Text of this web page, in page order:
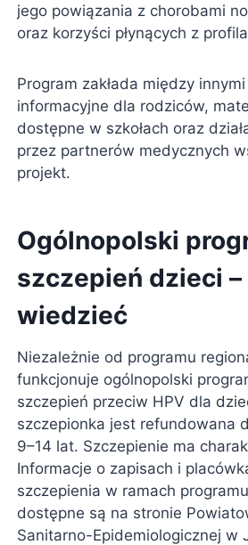
jego powiązania z chorobami
oraz korzyści płynących z
Program zakłada między
informacyjne dla rodziców,
dostępne w szkołach oraz
przez partnerów medycznych
projekt.
Ogólnopolski
szczepień dzieci
wiedzieć
Niezależnie od programu
funkcjonuje ogólnopolski
szczepień przeciw HPV dla
szczepionka jest refundowana
9–14 lat. Szczepienie ma
Informacje o zapisach i
szczepienia w ramach
dostępne są na stronie
Sanitarno-Epidemiologicznej w